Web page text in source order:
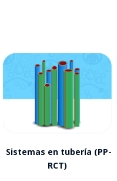
Sistemas en tubería (PP-
RCT)